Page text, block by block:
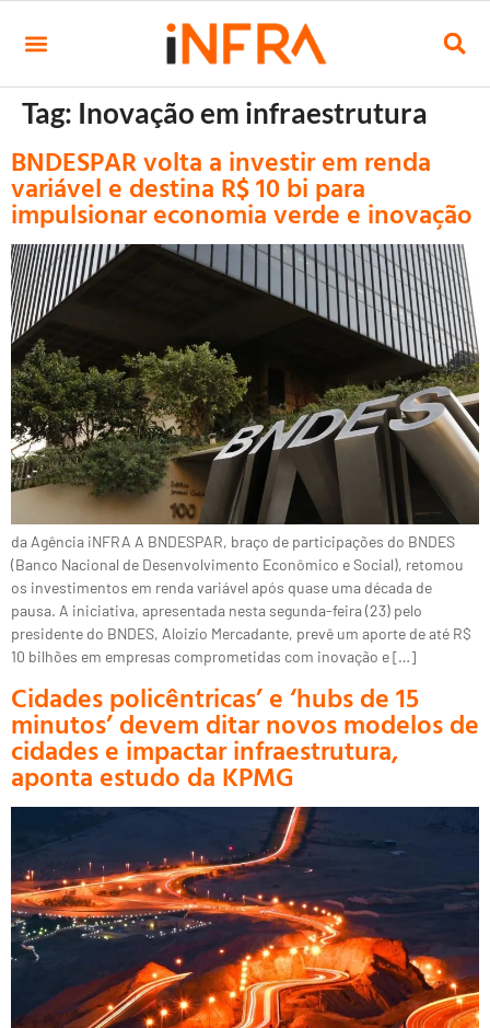
Tag: Inovação em infraestrutura
BNDESPAR volta a investir em renda
variável e destina R$ 10 bi para
impulsionar economia verde e inovação
da Agência iNFRA A BNDESPAR, braço de participações do BNDES
(Banco Nacional de Desenvolvimento Econômico e Social), retomou
os investimentos em renda variável após quase uma década de
pausa. A iniciativa, apresentada nesta segunda-feira (23) pelo
presidente do BNDES, Aloizio Mercadante, prevê um aporte de até R$
10 bilhões em empresas comprometidas com inovação e […]
Cidades policêntricas’ e ‘hubs de 15
minutos’ devem ditar novos modelos de
cidades e impactar infraestrutura,
aponta estudo da KPMG